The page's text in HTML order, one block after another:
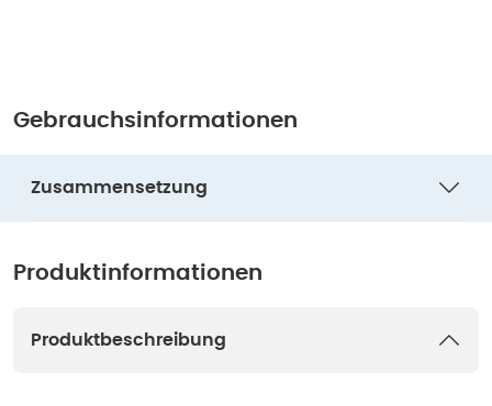
Gebrauchsinformationen
Zusammensetzung
Produktinformationen
Produktbeschreibung